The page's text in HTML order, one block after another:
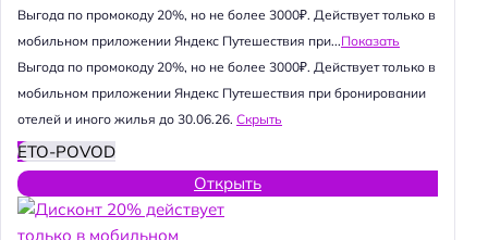
Выгода по промокоду 20%, но не более 3000₽. Действует только в
мобильном приложении Яндекс Путешествия при...Показать
Выгода по промокоду 20%, но не более 3000₽. Действует только в
мобильном приложении Яндекс Путешествия при бронировании
отелей и иного жилья до 30.06.26. Скрыть
ETO-POVOD
Открыть